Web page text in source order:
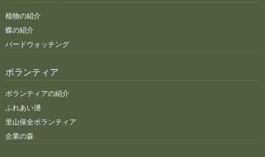
植物の紹介
蝶の紹介
バードウォッチング
ボランティア
ボランティアの紹介
ふれあい湧
里山保全ボランティア
企業の森